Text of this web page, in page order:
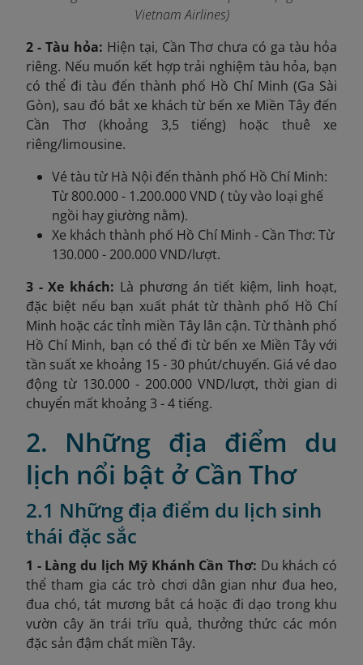
Vietnam Airlines)
2 - Tàu hỏa: Hiện tại, Cần Thơ chưa có ga tàu hỏa
riêng. Nếu muốn kết hợp trải nghiệm tàu hỏa, bạn
có thể đi tàu đến thành phố Hồ Chí Minh (Ga Sài
Gòn), sau đó bắt xe khách từ bến xe Miền Tây đến
Cần Thơ (khoảng 3,5 tiếng) hoặc thuê xe
riêng/limousine.
Vé tàu từ Hà Nội đến thành phố Hồ Chí Minh:
Từ 800.000 - 1.200.000 VND ( tùy vào loại ghế
ngồi hay giường nằm).
Xe khách thành phố Hồ Chí Minh - Cần Thơ: Từ
130.000 - 200.000 VND/lượt.
3 - Xe khách: Là phương án tiết kiệm, linh hoạt,
đặc biệt nếu bạn xuất phát từ thành phố Hồ Chí
Minh hoặc các tỉnh miền Tây lân cận. Từ thành phố
Hồ Chí Minh, bạn có thể đi từ bến xe Miền Tây với
tần suất xe khoảng 15 - 30 phút/chuyến. Giá vé dao
động từ 130.000 - 200.000 VND/lượt, thời gian di
chuyển mất khoảng 3 - 4 tiếng.
2. Những địa điểm du
lịch nổi bật ở Cần Thơ
2.1 Những địa điểm du lịch sinh
thái đặc sắc
1 - Làng du lịch Mỹ Khánh Cần Thơ: Du khách có
thể tham gia các trò chơi dân gian như đua heo,
đua chó, tát mương bắt cá hoặc đi dạo trong khu
vườn cây ăn trái trĩu quả, thưởng thức các món
đặc sản đậm chất miền Tây.